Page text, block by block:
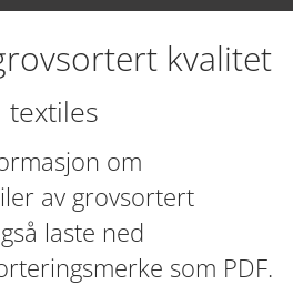
kvalitet
textiles
om
av grovsortert
laste ned
som PDF.